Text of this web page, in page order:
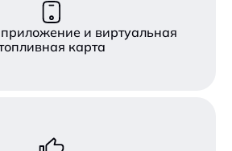
и виртуальная
карта